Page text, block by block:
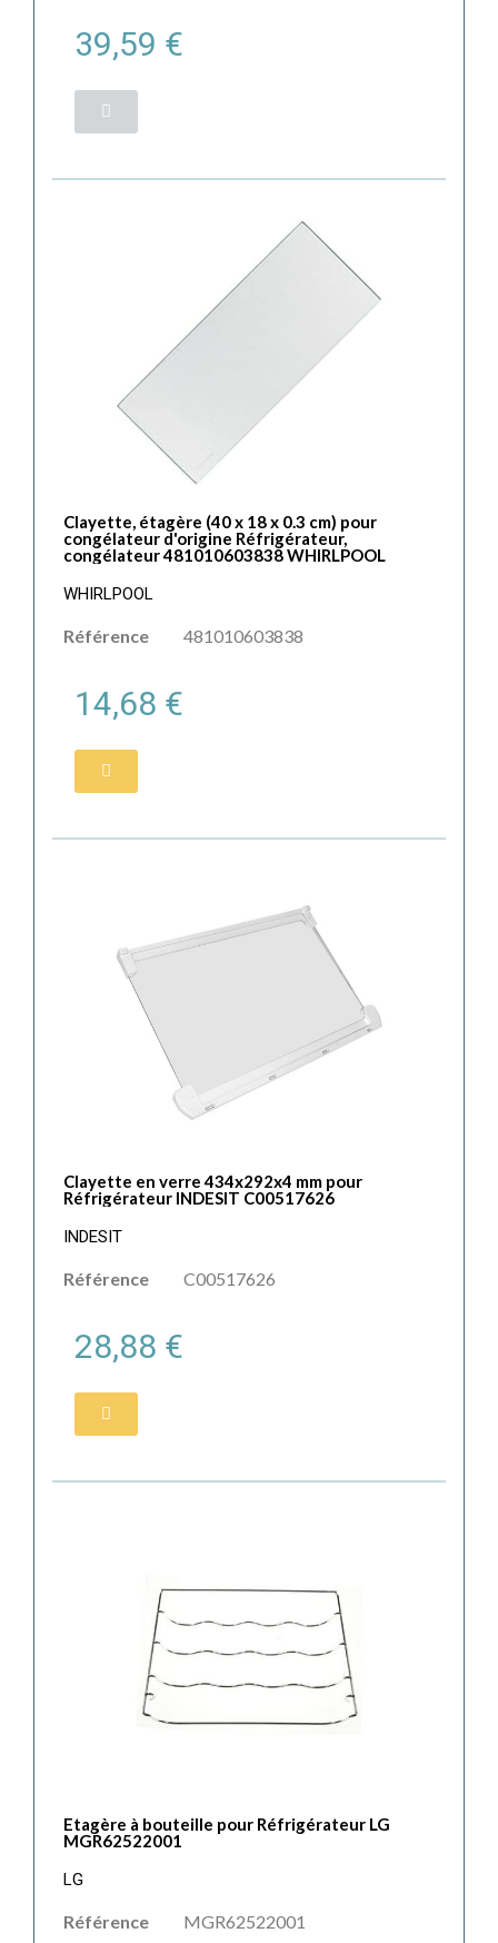
39,59 €
Clayette, étagère (40 x 18 x 0.3 cm) pour
congélateur d'origine Réfrigérateur,
congélateur 481010603838 WHIRLPOOL
WHIRLPOOL
Référence 481010603838
14,68 €
Clayette en verre 434x292x4 mm pour
Réfrigérateur INDESIT C00517626
INDESIT
Référence C00517626
28,88 €
Etagère à bouteille pour Réfrigérateur LG
MGR62522001
LG
Référence MGR62522001